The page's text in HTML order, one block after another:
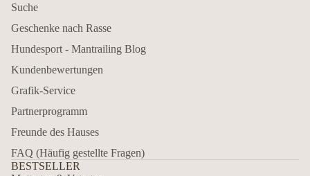
Suche
Geschenke nach Rasse
Hundesport - Mantrailing Blog
Kundenbewertungen
Grafik-Service
Partnerprogramm
Freunde des Hauses
FAQ (Häufig gestellte Fragen)
BESTSELLER